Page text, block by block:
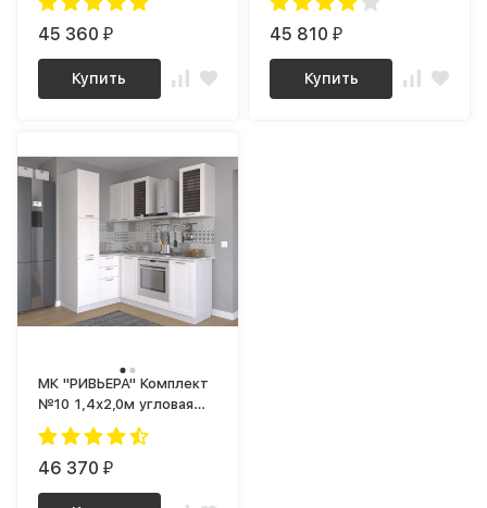
Супербелый (1181 Ш)
45 360₽
Купить
(1181 Ш)
45 810₽
Купить
МК "РИВЬЕРА" Комплект
№10 1,4х2,0м угловая
ПВХ Белый/ корпус
Супербелый (1181 Ш)
46 370₽